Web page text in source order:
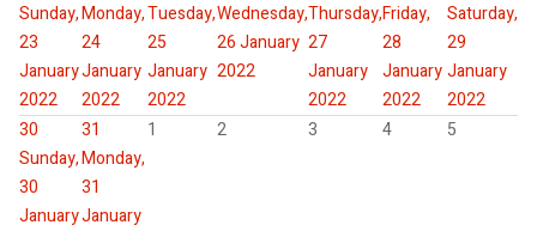
Sunday,
23
January
2022
Monday,
24
January
2022
Tuesday,
25
January
2022
Wednesday,
26 January
2022
Thursday,
27
January
2022
Friday,
28
January
2022
Saturday,
29
January
2022
30
Sunday,
30
January
31
Monday,
31
January
1 2 3 4 5